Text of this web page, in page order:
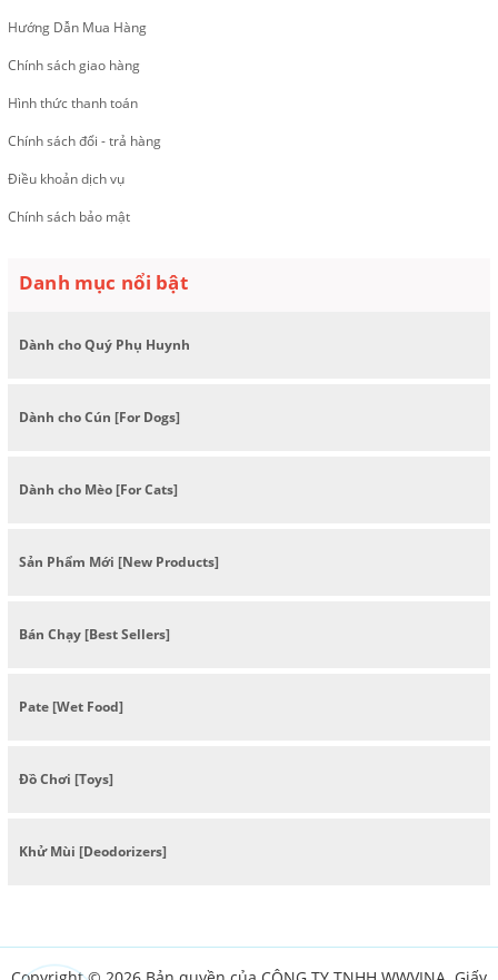
Hướng Dẫn Mua Hàng
Chính sách giao hàng
Hình thức thanh toán
Chính sách đổi - trả hàng
Điều khoản dịch vụ
Chính sách bảo mật
Danh mục nổi bật
Dành cho Quý Phụ Huynh
Dành cho Cún [For Dogs]
Dành cho Mèo [For Cats]
Sản Phẩm Mới [New Products]
Bán Chạy [Best Sellers]
Pate [Wet Food]
Đồ Chơi [Toys]
Khử Mùi [Deodorizers]